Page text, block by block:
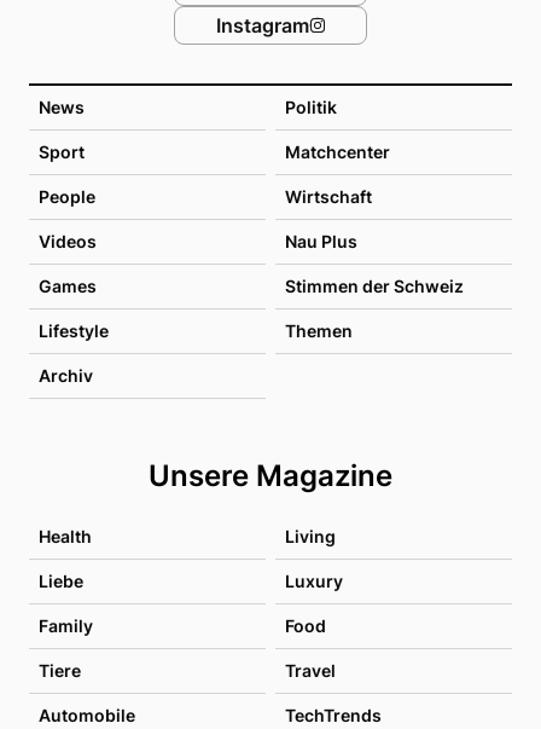
News Politik
Sport Matchcenter
People Wirtschaft
Videos Nau Plus
Games Stimmen der Schweiz
Lifestyle Themen
Archiv
Unsere Magazine
Health Living
Liebe Luxury
Family Food
Tiere Travel
Automobile TechTrends
Instagram